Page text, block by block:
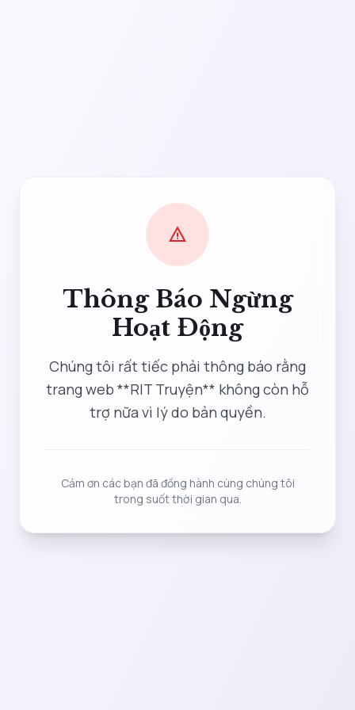
warning
Thông Báo Ngừng
Hoạt Động
Chúng tôi rất tiếc phải thông báo rằng
trang web **RIT Truyện** không còn hỗ
trợ nữa vì lý do bản quyền.
Cảm ơn các bạn đã đồng hành cùng chúng tôi
trong suốt thời gian qua.